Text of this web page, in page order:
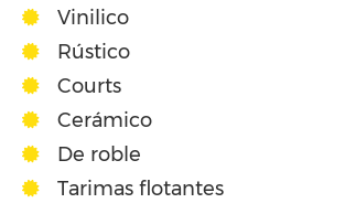
Vinilico
Rústico
Courts
Cerámico
De roble
Tarimas flotantes